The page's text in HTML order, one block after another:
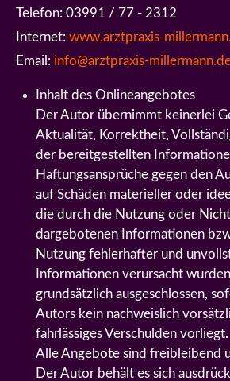
Telefon: 03991 / 77 - 2312
Internet: www.arztpraxis-
Email: info@arztpraxis-
Inhalt des Onlineangebotes
Der Autor übernimmt keinerlei
Aktualität, Korrektheit,
der bereitgestellten
Haftungsansprüche gegen den
auf Schäden materieller oder
die durch die Nutzung oder
dargebotenen Informationen
Nutzung fehlerhafter und
Informationen verursacht
grundsätzlich ausgeschlossen,
Autors kein nachweislich
fahrlässiges Verschulden vorliegt.
Alle Angebote sind freibleibend
Der Autor behält es sich